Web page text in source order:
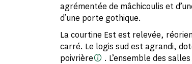
agrémentée de mâchicoulis et
d’une porte gothique.
La courtine Est est relevée,
carré. Le logis sud est agrandi,
poivrière
. L’ensemble des